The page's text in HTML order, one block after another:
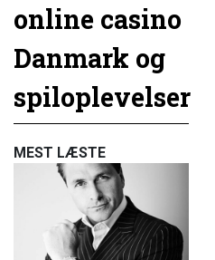
online casino
Danmark og
spiloplevelser
MEST LÆSTE